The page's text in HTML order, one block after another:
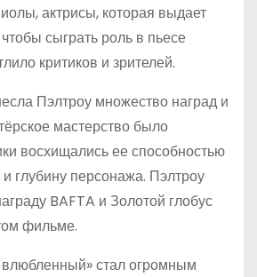
актрисы, которая выдает
сыграть роль в пьесе
критиков и зрителей.
Пэлтроу множество наград и
мастерство было
восхищались ее способностью
глубину персонажа. Пэлтроу
BAFTA и Золотой глобус
фильме.
стал огромным